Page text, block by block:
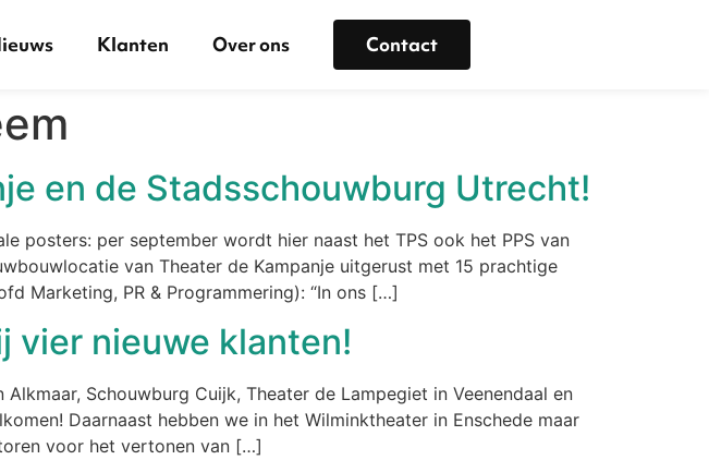
Klanten Over ons Contact
en de Stadsschouwburg Utrecht!
posters: per september wordt hier naast het TPS ook het PPS van
van Theater de Kampanje uitgerust met 15 prachtige
Marketing, PR & Programmering): “In ons […]
vier nieuwe klanten!
Schouwburg Cuijk, Theater de Lampegiet in Veenendaal en
Daarnaast hebben we in het Wilminktheater in Enschede maar
voor het vertonen van […]